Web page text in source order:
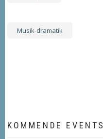
Musik-dramatik
KOMMENDE EVENTS